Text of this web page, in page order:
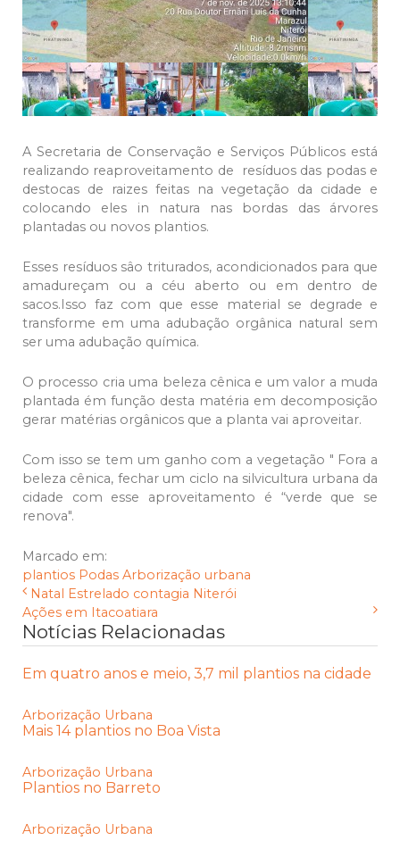
A Secretaria de Conservação e Serviços Públicos está
realizando reaproveitamento de resíduos das podas e
destocas de raizes feitas na vegetação da cidade e
colocando eles in natura nas bordas das árvores
plantadas ou novos plantios.
Esses resíduos sâo triturados, acondicionados para que
amadureçam ou a céu aberto ou em dentro de
sacos.Isso faz com que esse material se degrade e
transforme em uma adubação orgânica natural sem
ser uma adubação química.
O processo cria uma beleza cênica e um valor a muda
plantada ém função desta matéria em decomposição
gerar matérias orgânicos que a planta vai aproveitar.
Com isso se tem um ganho com a vegetação " Fora a
beleza cênica, fechar um ciclo na silvicultura urbana da
cidade com esse aproveitamento é “verde que se
renova".
Marcado em:
plantios Podas Arborização urbana
Natal Estrelado contagia Niterói
Ações em Itacoatiara
Notícias Relacionadas
Em quatro anos e meio, 3,7 mil plantios na cidade
Arborização Urbana
Mais 14 plantios no Boa Vista
Arborização Urbana
Plantios no Barreto
Arborização Urbana